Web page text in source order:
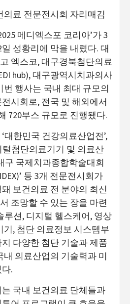
의료 전문전시회 자리매김
메디엑스포 코리아’가 3
성황리에 막을 내렸다. 대
엑스코, 대구경북첨단의료
hub), 대구광역시치과의사
번 행사는 국내 최대 규모의
시회로, 전국 및 해외에서
720부스 규모로 진행됐다.
대한민국 건강의료산업전’,
털첨단의료기기 및 의료산
구 국제치과종합학술대회
등 3개 전문전시회가
보건의료 전 분야의 최신
조망할 수 있는 장을 마련
루션, 디지털 헬스케어, 영상
기, 첨단 의료정보 시스템부
다양한 첨단 기술과 제품
내 의료산업의 기술력과 미
.
국내 보건의료 단체들과